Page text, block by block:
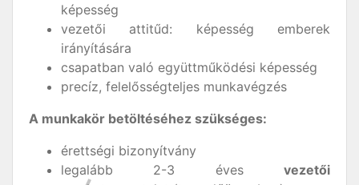
képesség
vezetői attitűd: képesség emberek
irányítására
csapatban való együttműködési képesség
precíz, felelősségteljes munkavégzés
A munkakör betöltéséhez szükséges:
érettségi bizonyítvány
legalább 2-3 éves vezetői